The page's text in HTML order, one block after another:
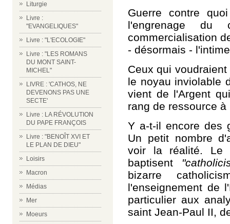
Liturgie
Livre :
"EVANGELIQUES"
Livre : "L'ECOLOGIE"
Livre : "LES ROMANS
DU MONT SAINT-
MICHEL"
LIVRE : 'CATHOS, NE
DEVENONS PAS UNE
SECTE'
Livre : LA RÉVOLUTION
DU PAPE FRANÇOIS
Livre : "BENOÎT XVI ET
LE PLAN DE DIEU"
Loisirs
Macron
Médias
Mer
Moeurs
Guerre contre
l'engrenage du
commercialisation
- désormais -
Ceux qui
le noyau inviolable
vient de l'Argent
rang de ressource
Y a-t-il encore des
Un petit nombre
voir la réalité. Le
baptisent
bizarre
l'enseignement de
particulier aux
saint Jean-Paul II,